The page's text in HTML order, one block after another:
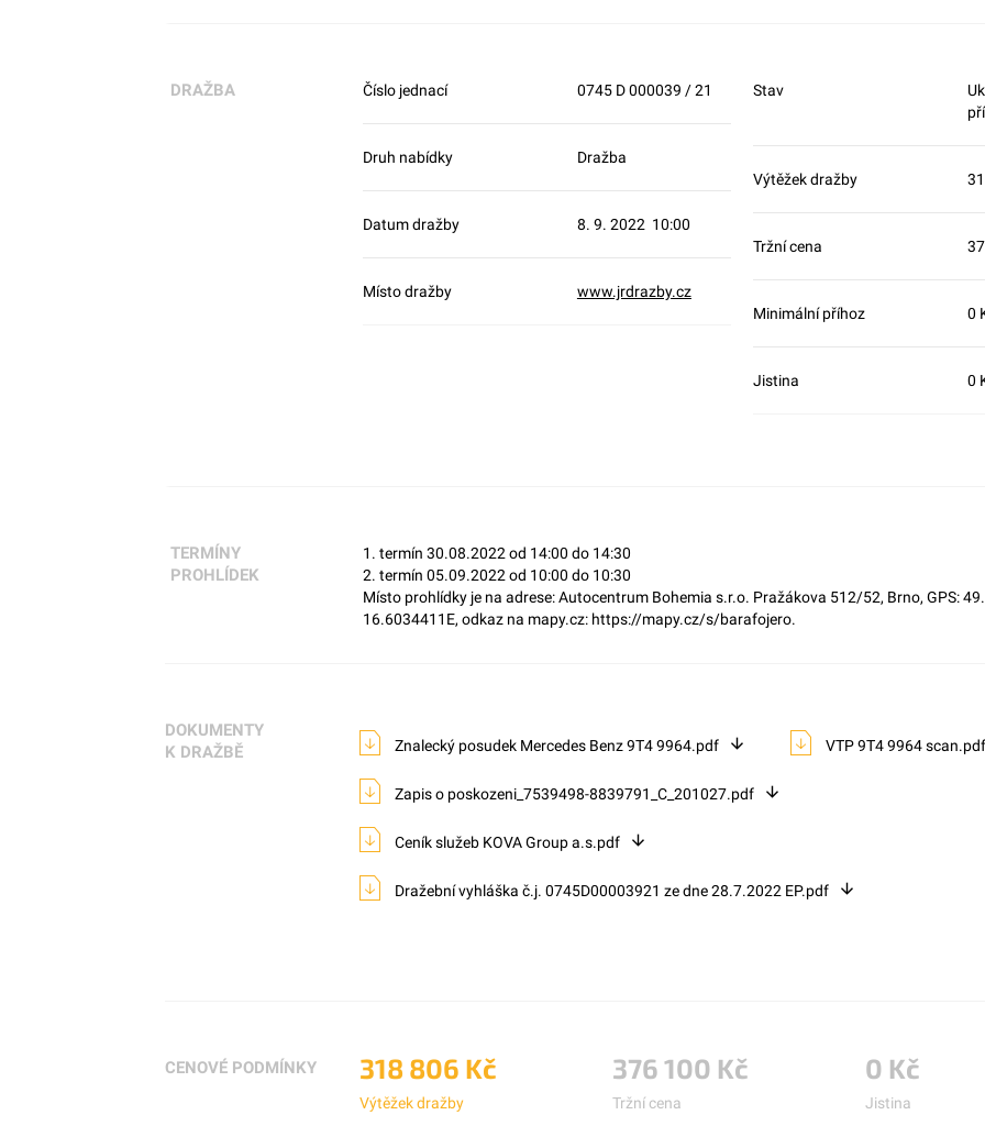
DRAŽBA Číslo jednací 0745 D 000039 / 21
Druh nabídky Dražba
Datum dražby 8. 9. 2022 10:00
Místo dražby www.jrdrazby.cz
Stav
Výtěžek dražby
Tržní cena
Minimální příhoz 0
Jistina 0
TERMÍNY
PROHLÍDEK
1. termín 30.08.2022 od 14:00 do 14:30
2. termín 05.09.2022 od 10:00 do 10:30
Místo prohlídky je na adrese: Autocentrum Bohemia s.r.o. Pražákova 512/52, Brno, GPS:
16.6034411E, odkaz na mapy.cz: https://mapy.cz/s/barafojero.
DOKUMENTY
K DRAŽBĚ
Znalecký posudek Mercedes Benz 9T4 9964.pdf VTP 9T4 9964 scan.pdf
Zapis o poskozeni_7539498-8839791_C_201027.pdf
Ceník služeb KOVA Group a.s.pdf
Dražební vyhláška č.j. 0745D00003921 ze dne 28.7.2022 EP.pdf
CENOVÉ PODMÍNKY 318 806 Kč
Výtěžek dražby
376 100 Kč
Tržní cena
0 Kč
Jistina